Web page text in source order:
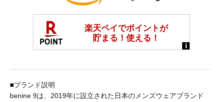
■ブランド説明
benine 9は、2019年に設立された日本のメンズウェアブランド
B.A.F(Brooklyn Armed Forces Inc.)
BAGABOO
BAICYCLON by bagjack